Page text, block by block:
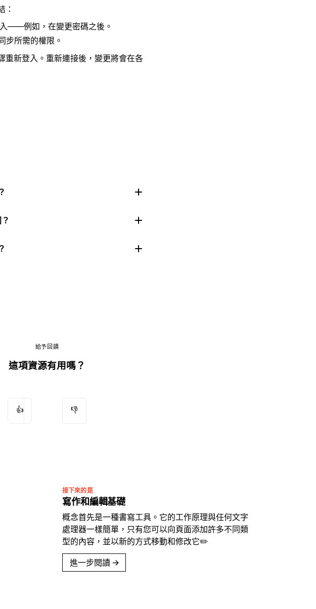
：
——例如，在變更密碼之後。
步所需的權限。
重新登入。重新連接後，變更將會在各
給予回饋
這項資源有用嗎？
👍 👎
接下來的是
寫作和編輯基礎
概念首先是一種書寫工具。它的工作原理與任何文字
處理器一樣簡單，只有您可以向頁面添加許多不同類
型的內容，並以新的方式移動和修改它✏️
進一步閱讀 →